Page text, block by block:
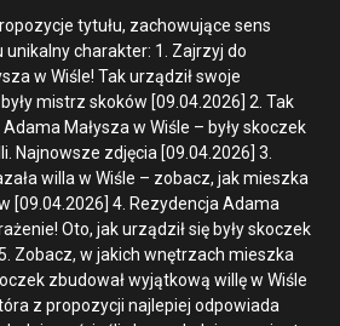
tytułu, zachowujące sens
unikalny charakter: 1. Zajrzyj do
w Wiśle! Tak urządził swoje
mistrz skoków [09.04.2026] 2. Tak
Małysza w Wiśle – były skoczek
Najnowsze zdjęcia [09.04.2026] 3.
willa w Wiśle – zobacz, jak mieszka
[09.04.2026] 4. Rezydencja Adama
Oto, jak urządził się były skoczek
Zobacz, w jakich wnętrzach mieszka
zbudował wyjątkową willę w Wiśle
z propozycji najlepiej odpowiada